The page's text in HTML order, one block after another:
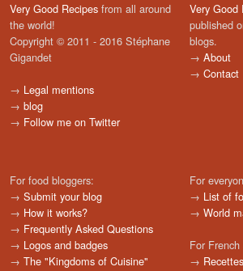
Very Good Recipes from all around
the world!
Copyright © 2011 - 2016 Stéphane
Gigandet
→ Legal mentions
→ blog
→ Follow me on Twitter
Very Good
published
blogs.
→ About
→ Contact
For food bloggers:
→ Submit your blog
→ How it works?
→ Frequently Asked Questions
→ Logos and badges
→ The "Kingdoms of Cuisine"
For
→ List of
→ World
For French
→